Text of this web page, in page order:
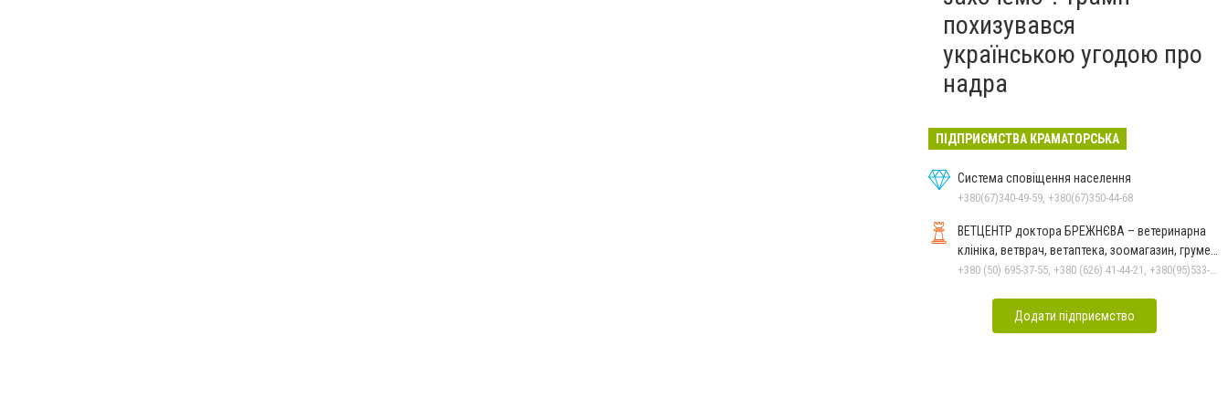
похизувався
українською угодою про
надра
ПІДПРИЄМСТВА КРАМАТОРСЬКА
Система сповіщення населення
+380(67)340-49-59, +380(67)350-44-68
ВЕТЦЕНТР доктора БРЕЖНЄВА – ветеринарна
клініка, ветврач, ветаптека, зоомагазин, грумер,
стрижки.
+380 (50) 695-37-55, +380 (626) 41-44-21, +380(95)533-90-03
Додати підприємство